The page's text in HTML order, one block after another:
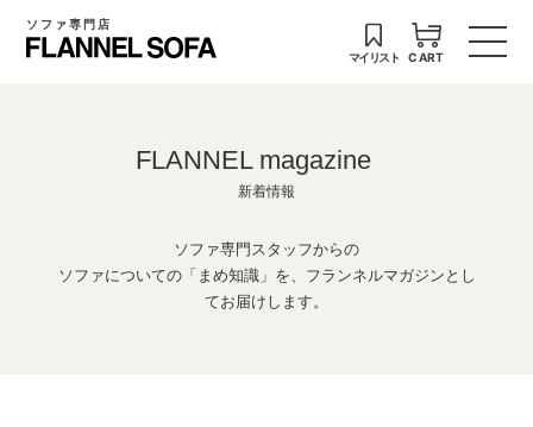
ソファ専門店
マイリスト CART
FLANNEL magazine
新着情報
ソファ専門スタッフからの
ソファについての「まめ知識」を、フランネルマガジンとし
てお届けします。